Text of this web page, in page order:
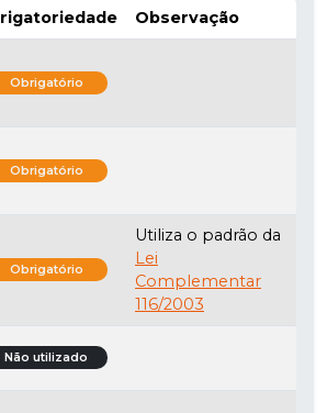
Observação
Obrigatório
Obrigatório
Obrigatório
Utiliza o padrão da
Lei
Complementar
116/2003
Não utilizado